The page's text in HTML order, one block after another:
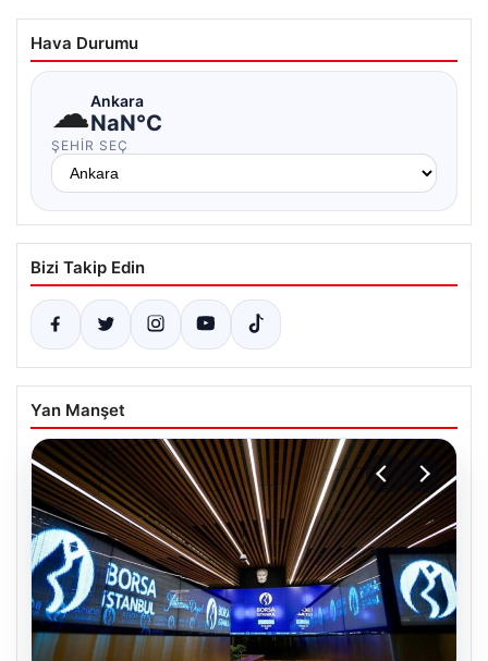
Hava Durumu
☁Ankara
NaN°C
ŞEHIR SEÇ
Bizi Takip Edin
Yan Manşet